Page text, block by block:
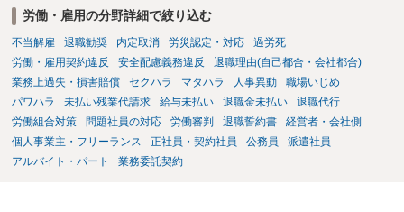
労働・雇用の分野詳細で絞り込む
不当解雇 退職勧奨 内定取消 労災認定・対応
過労死
労働・雇用契約違反
安全配慮義務違反
退職理由(自己都合・会社都合)
業務上過失・損害賠償
セクハラ マタハラ 人事異動
職場いじめ
パワハラ
未払い残業代請求 給与未払い 退職金未払い
退職代行
労働組合対策
問題社員の対応 労働審判 退職誓約書
経営者・会社側
個人事業主・フリーランス
正社員・契約社員 公務員
派遣社員
アルバイト・パート
業務委託契約